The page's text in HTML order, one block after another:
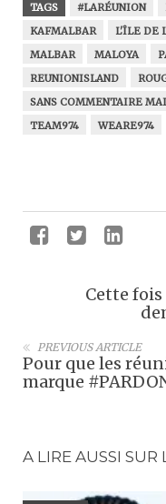
TAGS #LARÉUNION
KAFMALBAR
L'ÎLE DE
MALBAR
MALOYA
REUNIONISLAND
SANS COMMENTAIRE
TEAM974
WEARE974
Cette
PREVIOUS ARTICLE
Pour que les
marque
A LIRE AUSSI SUR